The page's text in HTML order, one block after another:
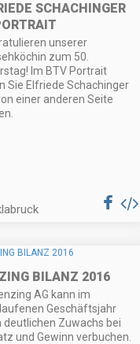
SCHACHINGER
unserer
zum 50.
Im BTV Portrait
Sie Elfriede Schachinger
einer anderen Seite
BILANZ 2016
AG kann im
Geschäftsjahr
deutlichen Zuwachs bei
und Gewinn verbuchen.